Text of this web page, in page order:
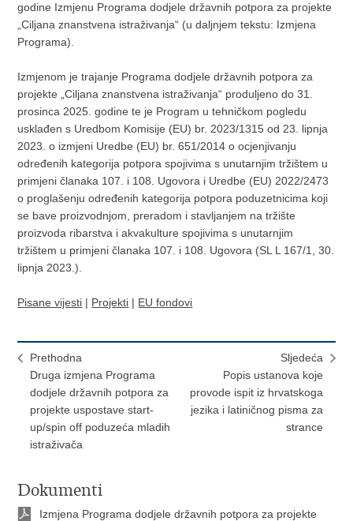
godine Izmjenu Programa dodjele državnih potpora za projekte
„Ciljana znanstvena istraživanja“ (u daljnjem tekstu: Izmjena
Programa).
Izmjenom je trajanje Programa dodjele državnih potpora za
projekte „Ciljana znanstvena istraživanja“ produljeno do 31.
prosinca 2025. godine te je Program u tehničkom pogledu
usklađen s Uredbom Komisije (EU) br. 2023/1315 od 23. lipnja
2023. o izmjeni Uredbe (EU) br. 651/2014 o ocjenjivanju
određenih kategorija potpora spojivima s unutarnjim tržištem u
primjeni članaka 107. i 108. Ugovora i Uredbe (EU) 2022/2473
o proglašenju određenih kategorija potpora poduzetnicima koji
se bave proizvodnjom, preradom i stavljanjem na tržište
proizvoda ribarstva i akvakulture spojivima s unutarnjim
tržištem u primjeni članaka 107. i 108. Ugovora (SL L 167/1, 30.
lipnja 2023.).
Pisane vijesti | Projekti | EU fondovi
Prethodna
Druga izmjena Programa
dodjele državnih potpora za
projekte uspostave start-
up/spin off poduzeća mladih
istraživača
Sljedeća
Popis ustanova koje
provode ispit iz hrvatskoga
jezika i latiničnog pisma za
strance
Dokumenti
Izmjena Programa dodjele državnih potpora za projekte